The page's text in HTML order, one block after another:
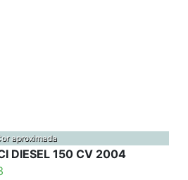
aproximada
DIESEL 150 CV 2004